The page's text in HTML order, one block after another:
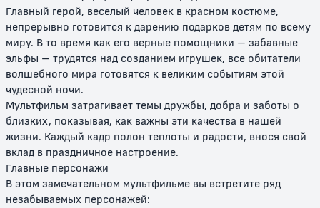
Том и Джерри: Волшебное
кольцо
Том и Джерри: Быстрый и
бешеный
0+
Главный герой, веселый человек в красном костюме,
непрерывно готовится к дарению подарков детям по всему
миру. В то время как его верные помощники – забавные
эльфы – трудятся над созданием игрушек, все обитатели
волшебного мира готовятся к великим событиям этой
чудесной ночи.
Мультфильм затрагивает темы дружбы, добра и заботы о
близких, показывая, как важны эти качества в нашей
жизни. Каждый кадр полон теплоты и радости, внося свой
вклад в праздничное настроение.
Главные персонажи
В этом замечательном мультфильме вы встретите ряд
незабываемых персонажей: